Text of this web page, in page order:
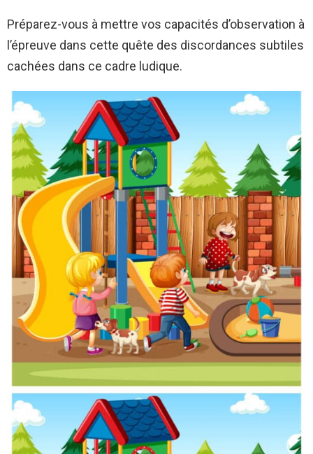
Préparez-vous à mettre vos capacités d’observation à
l’épreuve dans cette quête des discordances subtiles
cachées dans ce cadre ludique.